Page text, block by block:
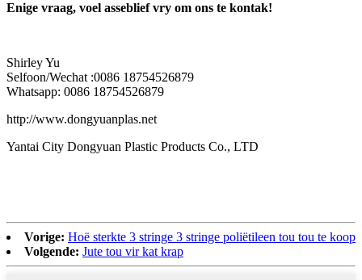
Enige vraag, voel asseblief vry om ons te kontak!
Shirley Yu
Selfoon/Wechat :0086 18754526879
Whatsapp: 0086 18754526879
http://www.dongyuanplas.net
Yantai City Dongyuan Plastic Products Co., LTD
Vorige: Hoë sterkte 3 stringe 3 stringe poliëtileen tou tou te koop
Volgende: Jute tou vir kat krap